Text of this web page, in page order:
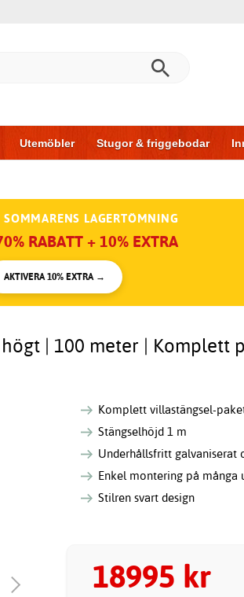
Utemöbler Stugor & friggebodar
LAGERTÖMNING
RABATT + 10% EXTRA
AKTIVERA 10% EXTRA →
| 100 meter | Komplett
Komplett villastängsel-
Stängselhöjd 1 m
Underhållsfritt galvaniserat
Enkel montering på många
Stilren svart design
18995 kr